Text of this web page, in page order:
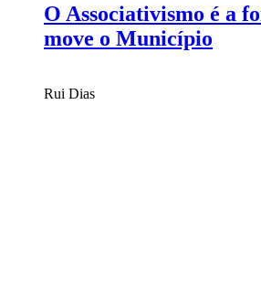
O Associativismo é a
move o Município
Rui Dias